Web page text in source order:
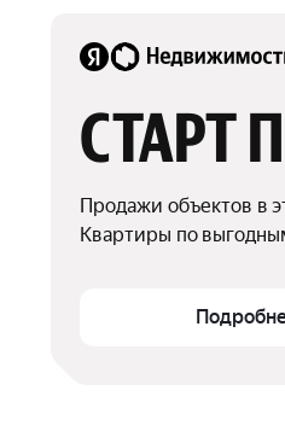
СТАРТ
Продажи объектов в
Квартиры по